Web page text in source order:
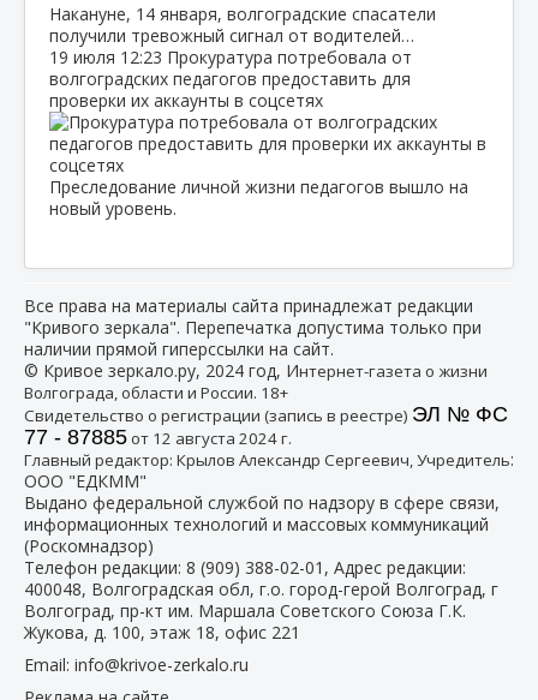
Накануне, 14 января, волгоградские спасатели
получили тревожный сигнал от водителей…
19 июля 12:23 Прокуратура потребовала от
волгоградских педагогов предоставить для
проверки их аккаунты в соцсетях
Преследование личной жизни педагогов вышло на
новый уровень.
Все права на материалы сайта принадлежат редакции
"Кривого зеркала". Перепечатка допустима только при
наличии прямой гиперссылки на сайт.
© Кривое зеркало.ру, 2024 год, Интернет-газета о жизни
Волгограда, области и России. 18+
Свидетельство о регистрации (запись в реестре) ЭЛ № ФС
77 - 87885от 12 августа 2024 г.
Главный редактор: Крылов Александр Сергеевич, Учредитель:
ООО "ЕДКММ"
Выдано федеральной службой по надзору в сфере связи,
информационных технологий и массовых коммуникаций
(Роскомнадзор)
Телефон редакции: 8 (909) 388-02-01 , Адрес редакции:
400048, Волгоградская обл, г.о. город-герой Волгоград, г
Волгоград, пр-кт им. Маршала Советского Союза Г.К.
Жукова, д. 100, этаж 18, офис 221
Email: info@krivoe-zerkalo.ru